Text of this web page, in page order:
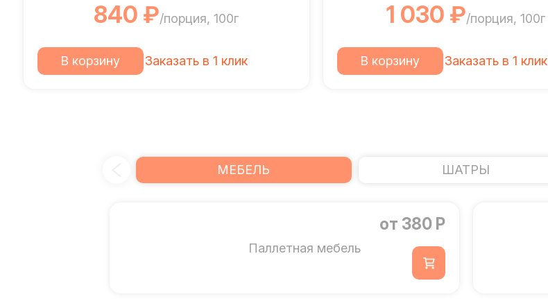
840 ₽/порция, 100г
В корзину Заказать в 1 клик
1 030 ₽/порция, 100г
В корзину Заказать в 1 клик
МЕБЕЛЬ ШАТРЫ
Паллетная мебель
от 380 Р